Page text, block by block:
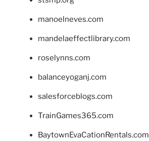
manoelneves.com
mandelaeffectlibrary.com
roselynns.com
balanceyoganj.com
salesforceblogs.com
TrainGames365.com
BaytownEvaCationRentals.com